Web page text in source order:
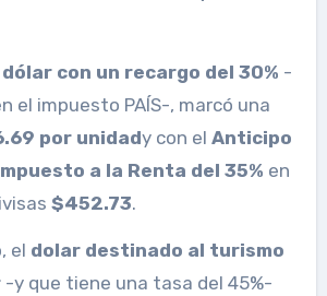
dólar con un recargo del 30% -
el impuesto PAÍS-, marcó una
por unidady con el Anticipo
a la Renta del 35% en
$452.73.
el dolar destinado al turismo
-y que tiene una tasa del 45%-